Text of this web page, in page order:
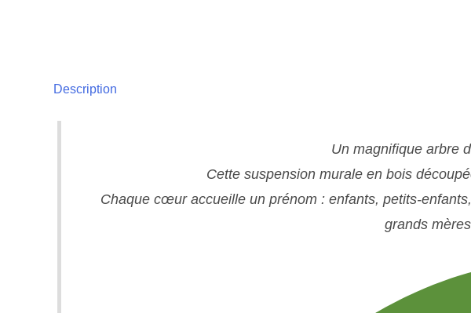
Description
Un magnifique arbre
Cette suspension murale en bois
Chaque cœur accueille un prénom : enfants, petits-
grands